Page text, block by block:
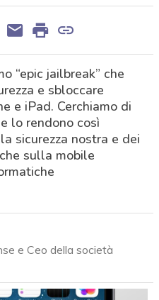
“epic jailbreak” che
e sbloccare
e iPad. Cerchiamo di
lo rendono così
sicurezza nostra e dei
sulla mobile
e Ceo della società